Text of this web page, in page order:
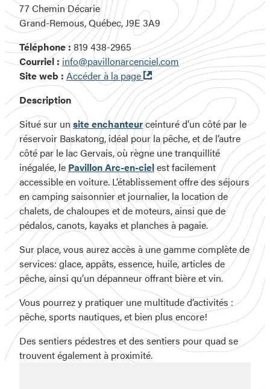
77 Chemin Décarie
Grand-Remous, Québec, J9E 3A9
Téléphone :819 438-2965
Courriel : info@pavillonarcenciel.com
Site web : Accéder à la page Ouvre
dans
une
nouvelle
fenêtre
Description
Situé sur unsite enchanteurceinturé d’un côté par le
réservoir Baskatong, idéal pour la pêche, et de l’autre
côté par le lac Gervais, où règne une tranquillité
inégalée, le Pavillon Arc-en-cielest facilement
accessible en voiture. L’établissement offre des séjours
en camping saisonnier et journalier, la location de
chalets, de chaloupes et de moteurs, ainsi que de
pédalos, canots, kayaks et planches à pagaie.
Sur place, vous aurez accès à une gamme complète de
services: glace, appâts, essence, huile, articles de
pêche, ainsi qu’un dépanneur offrant bière et vin.
Vous pourrez y pratiquer une multitude d’activités :
pêche, sports nautiques, et bien plus encore!
Des sentiers pédestres et des sentiers pour quad se
trouvent également à proximité.